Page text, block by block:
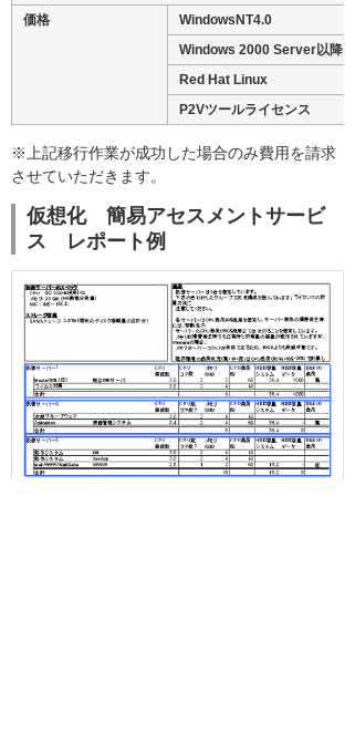
価格
WindowsNT4.0
Windows 2000 Server以降
Red Hat Linux
P2Vツールライセンス
※上記移行作業が成功した場合のみ費用を請求
させていただきます。
仮想化 簡易アセスメントサービ
ス レポート例